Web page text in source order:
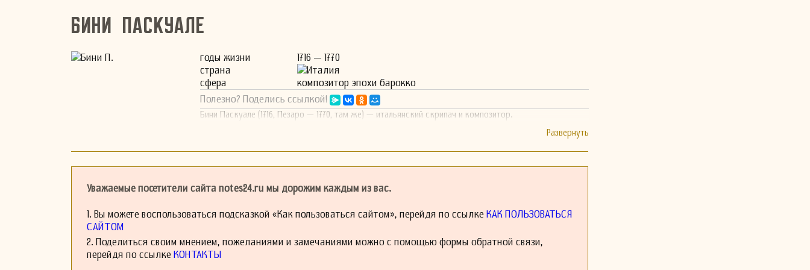
Бини Паскуале
годы жизни
1716 — 1770
страна
Италия
сфера
композитор эпохи барокко
Полезно? Поделись ссылкой!
Бини Паскуале (1716, Пезаро — 1770, там же) — итальянский скрипач и композитор.
Уважаемые посетители сайта notes24.ru мы дорожим каждым из вас.
1. Вы можете воспользоваться подсказкой «Как пользоваться сайтом», перейдя по ссылке КАК ПОЛЬЗОВАТЬСЯ
САЙТОМ
2. Поделиться своим мнением, пожеланиями и замечаниями можно с помощью формы обратной связи,
перейдя по ссылке КОНТАКТЫ